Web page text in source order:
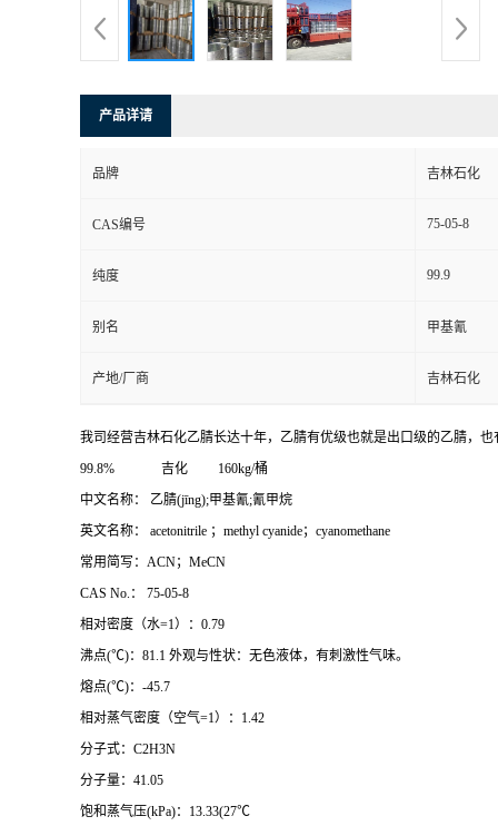
产品详请
品牌 吉林石化
CAS编号 75-05-8
纯度 99.9
别名 甲基氰
产地/厂商 吉林石化
我司经营吉林石化乙腈长达十年，乙腈有优级也就是出口级的乙腈，
99.8% 吉化 160kg/桶
中文名称： 乙腈(jīng);甲基氰;氰甲烷
英文名称： acetonitrile ；methyl cyanide；cyanomethane
常用简写：ACN；MeCN
CAS No.： 75-05-8
相对密度（水=1）：0.79
沸点(℃)：81.1 外观与性状：无色液体，有刺激性气味。
熔点(℃)：-45.7
相对蒸气密度（空气=1）：1.42
分子式：C2H3N
分子量：41.05
饱和蒸气压(kPa)：13.33(27℃